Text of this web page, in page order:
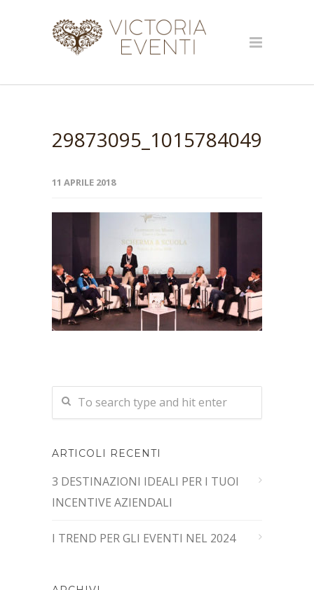
11 APRILE 2018
ARTICOLI RECENTI
3 DESTINAZIONI IDEALI PER I TUOI
INCENTIVE AZIENDALI
I TREND PER GLI EVENTI NEL 2024